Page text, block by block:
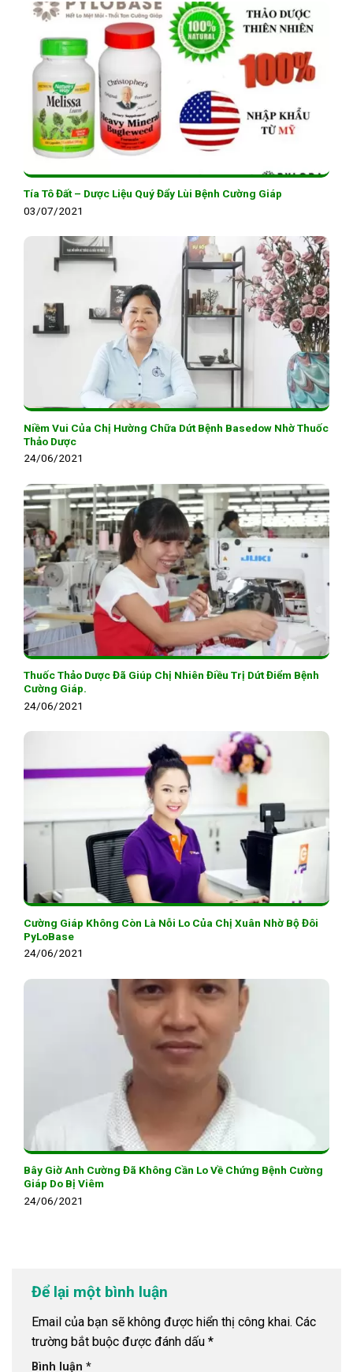
Tía Tô Đất – Dược Liệu Quý Đẩy Lùi Bệnh Cường Giáp
03/07/2021
Niềm Vui Của Chị Hường Chữa Dứt Bệnh Basedow Nhờ Thuốc
Thảo Dược
24/06/2021
Thuốc Thảo Dược Đã Giúp Chị Nhiên Điều Trị Dứt Điểm Bệnh
Cường Giáp.
24/06/2021
Cường Giáp Không Còn Là Nỗi Lo Của Chị Xuân Nhờ Bộ Đôi
PyLoBase
24/06/2021
Bây Giờ Anh Cường Đã Không Cần Lo Về Chứng Bệnh Cường
Giáp Do Bị Viêm
24/06/2021
Để lại một bình luận
Email của bạn sẽ không được hiển thị công khai. Các
trường bắt buộc được đánh dấu *
Bình luận *